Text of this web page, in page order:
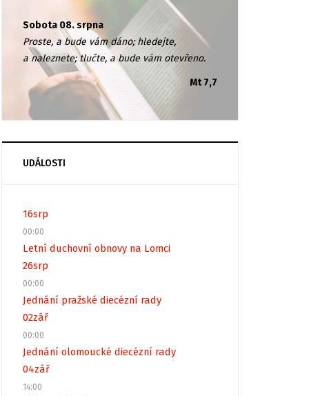
Sobota 08. srpna
Proste, a bude vám dáno; hledejte,
a naleznete; tlučte, a bude vám otevřeno.
Mt 7,7
UDÁLOSTI
16srp
00:00
Letní duchovní obnovy na Lomci
26srp
00:00
Jednání pražské diecézní rady
02zář
00:00
Jednání olomoucké diecézní rady
04zář
14:00